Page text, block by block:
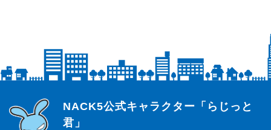
らじっと君
NACK5公式キャラクター「らじっと
君」